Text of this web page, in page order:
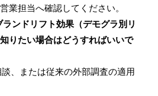
業担当へ確認してください。
ンドリフト効果（デモグラ別リ
りたい場合はどうすればいいで
、または従来の外部調査の適用